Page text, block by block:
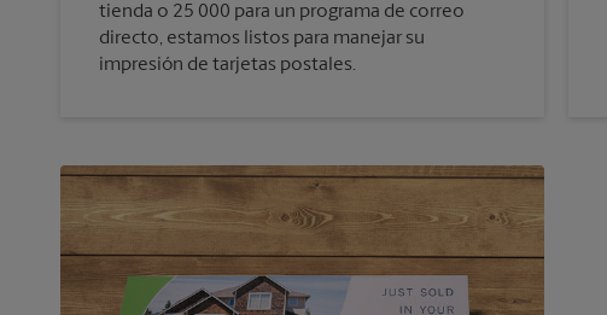
tienda o 25 000 para un programa de correo
directo, estamos listos para manejar su
impresión de tarjetas postales.